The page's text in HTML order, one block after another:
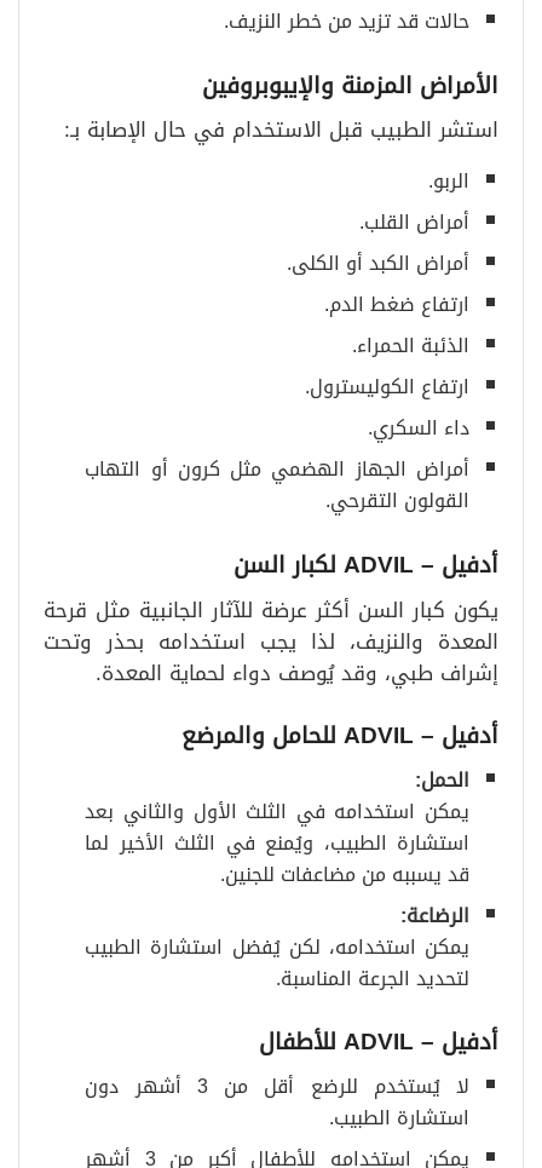
حالات قد تزيد من خطر النزيف.
الأمراض المزمنة والإيبوبروفين
استشر الطبيب قبل الاستخدام في حال الإصابة بـ:
الربو.
أمراض القلب.
أمراض الكبد أو الكلى.
ارتفاع ضغط الدم.
الذئبة الحمراء.
ارتفاع الكوليسترول.
داء السكري.
أمراض الجهاز الهضمي مثل كرون أو التهاب
القولون التقرحي.
أدفيل – ADVIL لكبار السن
يكون كبار السن أكثر عرضة للآثار الجانبية مثل قرحة
المعدة والنزيف، لذا يجب استخدامه بحذر وتحت
إشراف طبي، وقد يُوصف دواء لحماية المعدة.
أدفيل – ADVIL للحامل والمرضع
الحمل:
يمكن استخدامه في الثلث الأول والثاني بعد
استشارة الطبيب، ويُمنع في الثلث الأخير لما
قد يسببه من مضاعفات للجنين.
الرضاعة:
يمكن استخدامه، لكن يُفضل استشارة الطبيب
لتحديد الجرعة المناسبة.
أدفيل – ADVIL للأطفال
لا يُستخدم للرضع أقل من 3 أشهر دون
استشارة الطبيب.
يمكن استخدامه للأطفال أكبر من 3 أشهر